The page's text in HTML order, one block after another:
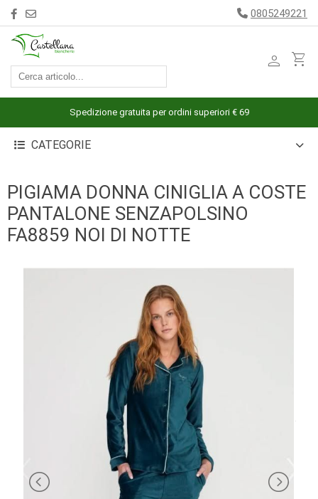
ACCESSORI
ARREDAMENTO
BIANCHERIA
CUCINA
INTIMO
0805249221
person shopping_cart
Spedizione gratuita per ordini superiori € 69
CATEGORIE
PIGIAMA DONNA CINIGLIA A COSTE
PANTALONE SENZAPOLSINO
FA8859 NOI DI NOTTE